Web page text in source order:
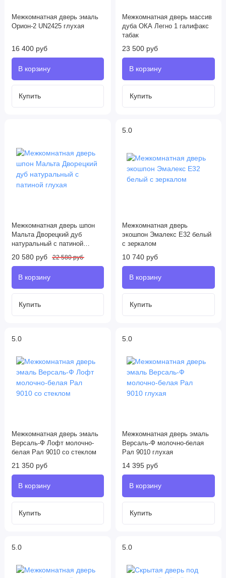
Межкомнатная дверь эмаль
Орион-2 UN2425 глухая
16 400 руб
Межкомнатная дверь массив
дуба ОКА Легно 1 галифакс
табак
23 500 руб
Межкомнатная дверь шпон
Мальта Дворецкий дуб
натуральный с патиной
глухая
20 580 руб 22 580 руб
5.0
Межкомнатная дверь
экошпон Эмалекс Е32 белый
с зеркалом
10 740 руб
5.0
Межкомнатная дверь эмаль
Версаль-Ф Лофт молочно-
белая Рал 9010 со стеклом
21 350 руб
5.0
Межкомнатная дверь эмаль
Версаль-Ф молочно-белая
Рал 9010 глухая
14 395 руб
5.0 5.0